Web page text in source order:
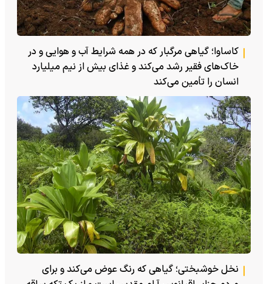
کاساوا؛ گیاهی مرگبار که در همه شرایط آب و هوایی و در
خاک‌های فقیر رشد می‌کند و غذای بیش از نیم میلیارد
انسان را تأمین می‌کند
نخل خوشبختی؛ گیاهی که رنگ عوض می‌کند و برای